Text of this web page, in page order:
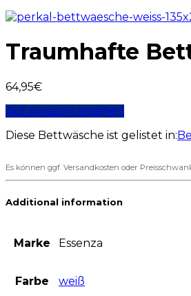
Traumhafte
64,95€
Auf Amazon ansehen
Diese Bettwäsche ist gelistet in:
Es können ggf. Versandkosten oder
Additional information
Marke Essenza
Farbe weiß